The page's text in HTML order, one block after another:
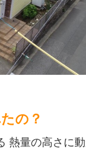
の？
熱量の高さに